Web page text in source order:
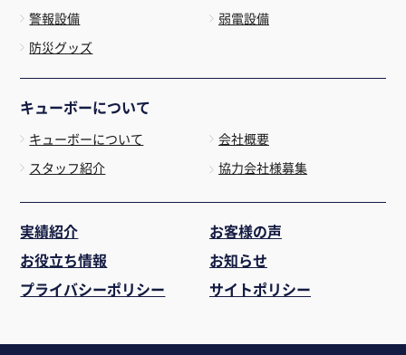
警報設備
弱電設備
防災グッズ
キューボーについて
キューボーについて
会社概要
スタッフ紹介
協力会社様募集
実績紹介
お客様の声
お役立ち情報
お知らせ
プライバシーポリシー
サイトポリシー